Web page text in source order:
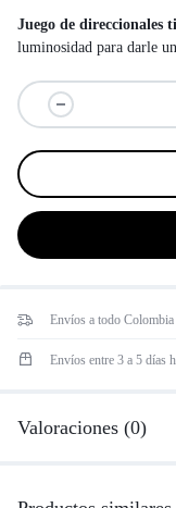
Juego de direccionales
luminosidad para darle
Envíos a todo Colombia
Envíos entre 3 a 5 días
Valoraciones (0)